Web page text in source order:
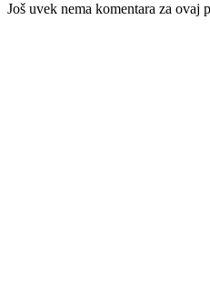
Još uvek nema komentara za ovaj